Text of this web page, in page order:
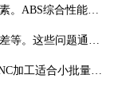
。ABS综合性能
性优。特殊要求
等。这些问题通常
，需针对性调整。
加工适合小批量高
通常高于大批量注